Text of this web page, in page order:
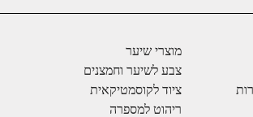
מוצרי שיער
צבע לשיער וחמצנים
ציוד לקוסמטיקאית
ריהוט למספרה